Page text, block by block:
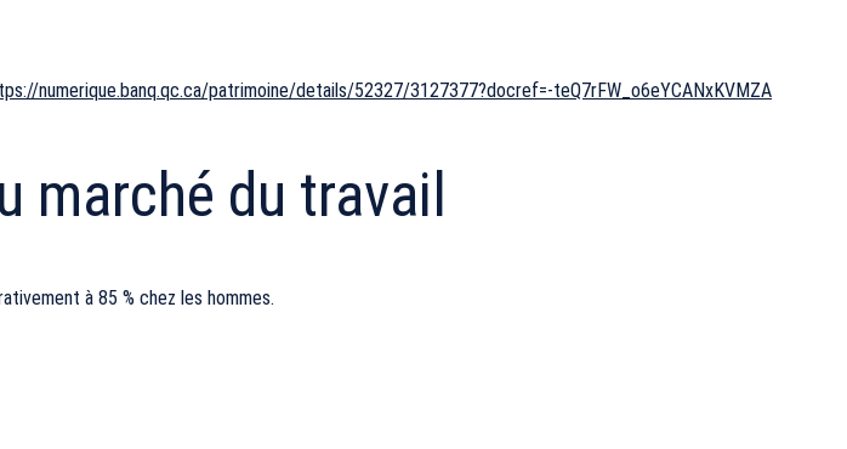
numerique.banq.qc.ca/patrimoine/details/52327/3127377?docref=-teQ7rFW_o6eYCANxKVMZA
marché du travail
à 85 % chez les hommes.